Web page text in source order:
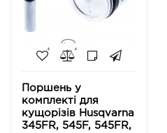
Поршень у
комплекті для
кущорізів Husqvarna
345FR, 545F, 545FR,